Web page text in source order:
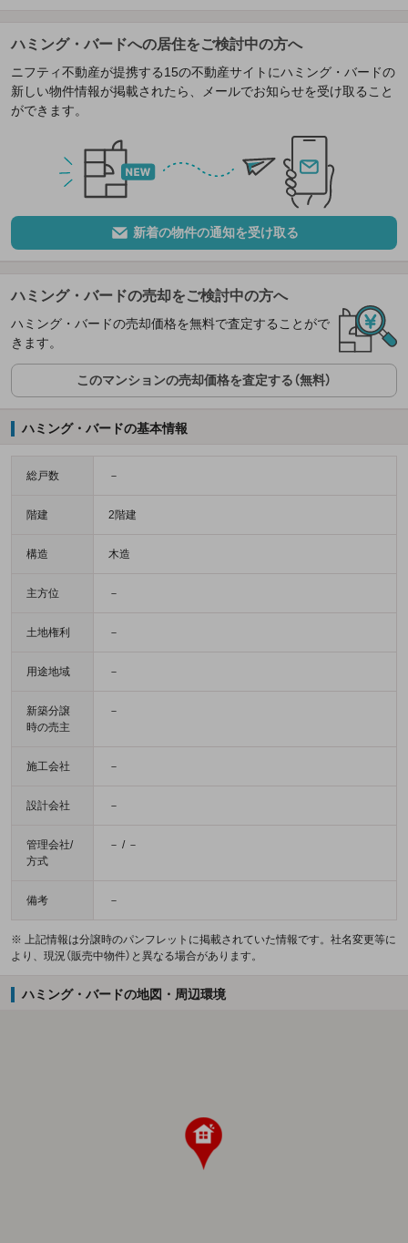
ハミング・バードへの居住をご検討中の方へ
ニフティ不動産が提携する15の不動産サイトにハミング・バードの
新しい物件情報が掲載されたら、メールでお知らせを受け取ること
ができます。
新着の物件の通知を受け取る
ハミング・バードの売却をご検討中の方へ
ハミング・バードの売却価格を無料で査定することがで
きます。
このマンションの売却価格を査定する（無料）
ハミング・バードの基本情報
総戸数 －
階建 2階建
構造 木造
主方位 －
土地権利 －
用途地域 －
新築分譲
時の売主
－
施工会社 －
設計会社 －
管理会社/
方式
－ / －
備考 －
※ 上記情報は分譲時のパンフレットに掲載されていた情報です。社名変更等に
より、現況（販売中物件）と異なる場合があります。
ハミング・バードの地図・周辺環境